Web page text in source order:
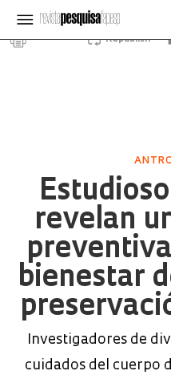
Republish
revelan
bienestar
Investigadores de
cuidados del cuerpo